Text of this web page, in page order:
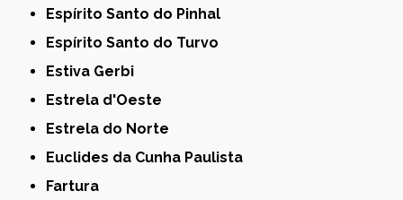
Espírito Santo do Pinhal
Espírito Santo do Turvo
Estiva Gerbi
Estrela d'Oeste
Estrela do Norte
Euclides da Cunha Paulista
Fartura